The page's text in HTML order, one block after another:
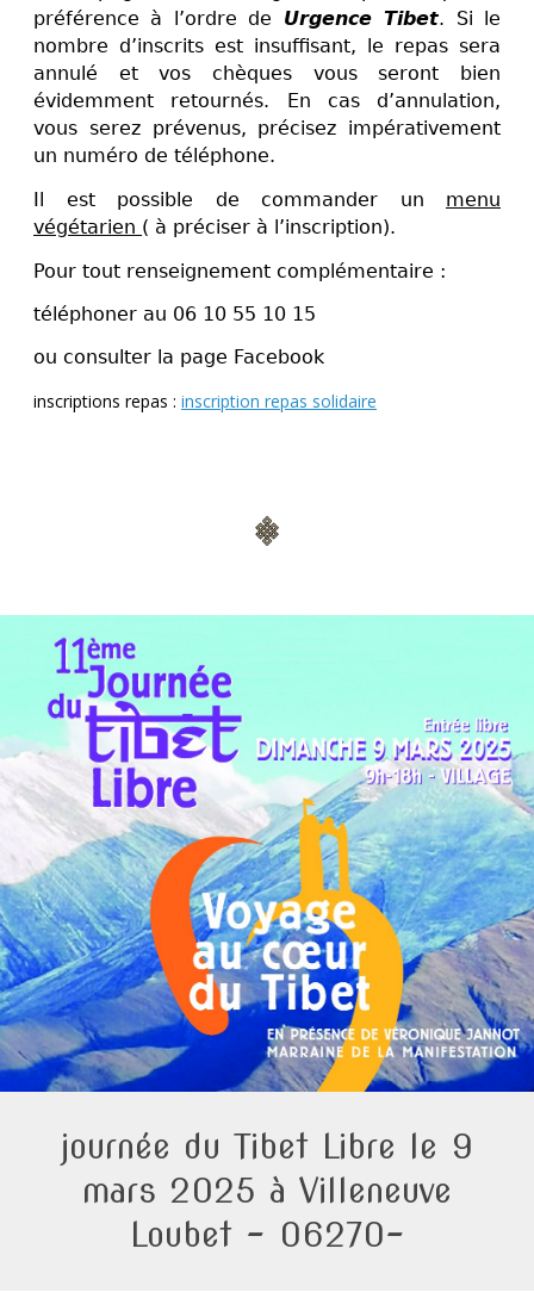
préférence à l’ordre de Urgence Tibet. Si le
nombre d’inscrits est insuffisant, le repas sera
annulé et vos chèques vous seront bien
évidemment retournés. En cas d’annulation,
vous serez prévenus, précisez impérativement
un numéro de téléphone.
Il est possible de commander un menu
végétarien ( à préciser à l’inscription).
Pour tout renseignement complémentaire :
téléphoner au 06 10 55 10 15
ou consulter la page Facebook
inscriptions repas : inscription repas solidaire
journée du Tibet Libre le 9
mars 2025 à Villeneuve
Loubet – 06270-